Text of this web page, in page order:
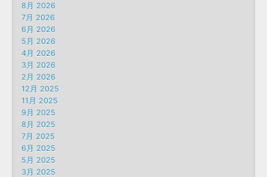
8月 2026
7月 2026
6月 2026
5月 2026
4月 2026
3月 2026
2月 2026
12月 2025
11月 2025
9月 2025
8月 2025
7月 2025
6月 2025
5月 2025
3月 2025